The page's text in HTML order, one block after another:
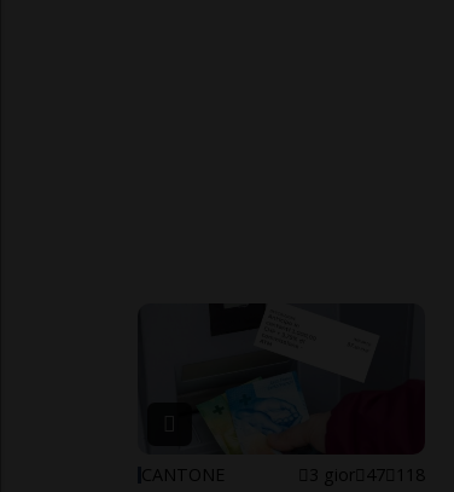
CANTONE 3 gior 47 118